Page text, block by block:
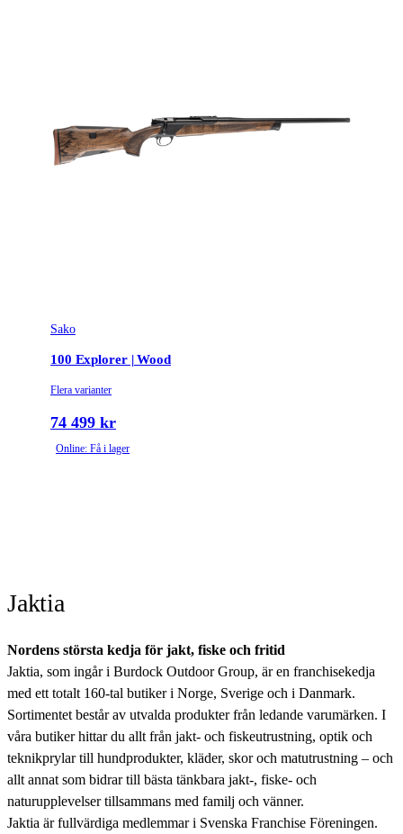
Sako
100 Explorer | Wood
Flera varianter
74 499 kr
Online: Få i lager
Jaktia
Nordens största kedja för jakt, fiske och fritid
Jaktia, som ingår i Burdock Outdoor Group, är en franchisekedja
med ett totalt 160-tal butiker i Norge, Sverige och i Danmark.
Sortimentet består av utvalda produkter från ledande varumärken. I
våra butiker hittar du allt från jakt- och fiskeutrustning, optik och
teknikprylar till hundprodukter, kläder, skor och matutrustning – och
allt annat som bidrar till bästa tänkbara jakt-, fiske- och
naturupplevelser tillsammans med familj och vänner.
Jaktia är fullvärdiga medlemmar i Svenska Franchise Föreningen.